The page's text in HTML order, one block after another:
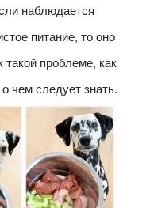
наблюдается
питание, то оно
такой проблеме, как
чем следует знать.